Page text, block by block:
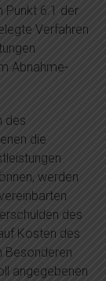
Punkt 6.1 der
Verfahren
Abnahme-
des
die
werden
des
Kosten des
Besonderen
angegebenen